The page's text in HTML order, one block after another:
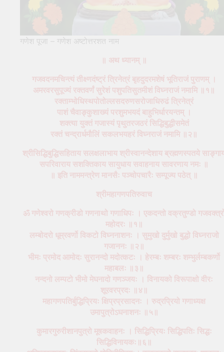
गणेश पूजा – गणेश अष्टोत्तरशत नाम
॥ अथ ध्यानम् ॥
गजवदनमचिन्त्यं तीक्ष्णदंष्ट्रं त्रिनेत्रं बृहदुदरमशेषं भूतिराजं पुराणम् ।
अमरवरसुपूज्यं रक्तवर्णं सुरेशं पशुपतिसुतमीशं विघ्नराजं नमामि ॥१॥
रक्ताम्भोधिस्थपोतोल्लसदरुणसरोजाधिरुढं त्रिनेत्रं
पाशं चैवाङ्कुशाख्यं परशुमभयदं बाहुभिर्धारयन्तम् ।
शक्त्या युक्तं गजास्यं पृथुतरजठरं सिद्धिबुद्धीसमेतं
रक्तं चन्द्रार्धमौलिं सकलभयहरं विघ्नराजं नमामि ॥२॥
श्रीसिद्धिबुद्धिसहिताय सलक्षलाभाय श्रीस्वानन्देशाय ब्रह्मणस्पतये
सपरिवाराय सशक्तिकाय सायुधाय सवाहनाय सावरणाय नमः ॥
॥ इति नाममन्त्रेण मानसैः पञ्चोपचारैः सम्पूज्य पठेत् ॥
श्रीमहागणपतिरुवाच
ॐ गणेश्वरो गणक्रीडो गणनाथो गणाधिपः । एकदन्तो वक्रतुण्डो
महोदरः ॥१॥
लम्बोदरो धूम्रवर्णो विकटो विघ्ननाशनः । सुमुखो दुर्मुखो बुद्धो विघ्नराजो
गजाननः ॥२॥
भीमः प्रमोद आमोदः सुरानन्दो मदोत्कटः । हेरम्बः शम्बरः शम्भुर्लम्बकर्णो
महाबलः ॥३॥
नन्दनो लम्पटो भीमो मेघनादो गणञ्जयः । विनायको विरूपाक्षो वीरः
शूरवरप्रदः ॥४॥
महागणपतिर्बुद्धिप्रियः क्षिप्रप्रसादनः । रुद्रप्रियो गणाध्यक्ष
उमापुत्रोऽघनाशनः ॥५॥
कुमारगुरुरीशानपुत्रो मूषकवाहनः । सिद्धिप्रियः सिद्धिपतिः सिद्धः
सिद्धिविनायकः॥६॥